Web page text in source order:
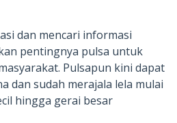
dan mencari informasi
pentingnya pulsa untuk
Pulsapun kini dapat
dan sudah merajala lela mulai
hingga gerai besar